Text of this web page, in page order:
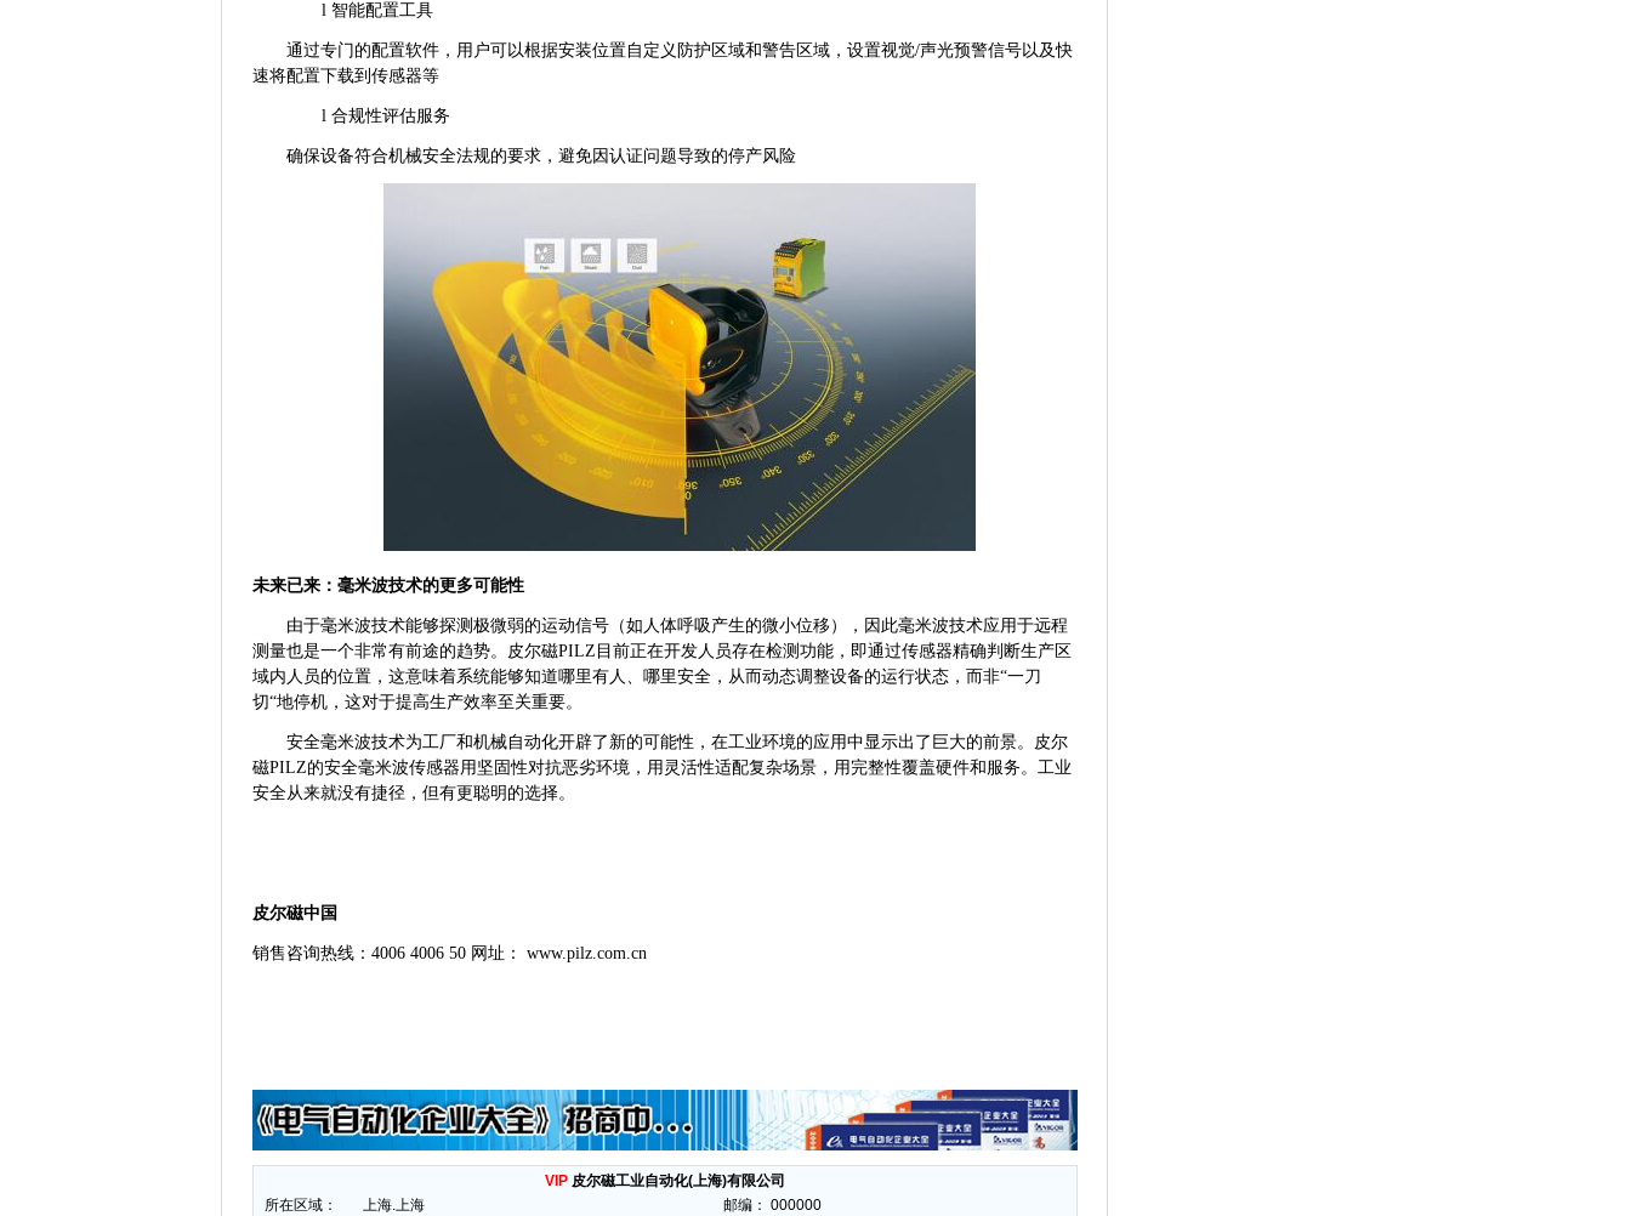
l 智能配置工具
通过专门的配置软件，用户可以根据安装位置自定义防护区域和警告区域，设置视觉/声光预警信号以及快
速将配置下载到传感器等
l 合规性评估服务
确保设备符合机械安全法规的要求，避免因认证问题导致的停产风险
未来已来：毫米波技术的更多可能性
由于毫米波技术能够探测极微弱的运动信号（如人体呼吸产生的微小位移），因此毫米波技术应用于远程
测量也是一个非常有前途的趋势。皮尔磁PILZ目前正在开发人员存在检测功能，即通过传感器精确判断生产区
域内人员的位置，这意味着系统能够知道哪里有人、哪里安全，从而动态调整设备的运行状态，而非“一刀
切“地停机，这对于提高生产效率至关重要。
安全毫米波技术为工厂和机械自动化开辟了新的可能性，在工业环境的应用中显示出了巨大的前景。皮尔
磁PILZ的安全毫米波传感器用坚固性对抗恶劣环境，用灵活性适配复杂场景，用完整性覆盖硬件和服务。工业
安全从来就没有捷径，但有更聪明的选择。
皮尔磁中国
销售咨询热线： 4006 4006 50 网址： www.pilz.com.cn
VIP皮尔磁工业自动化(上海)有限公司
所在区域：
上海.上海 邮编： 000000